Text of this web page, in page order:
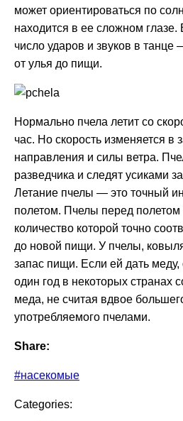
может ориентироваться по
находится в ее сложном
число ударов и звуков в танце
от улья до пищи.
Нормально пчела летит со
час. Но скорость изменяется в
направления и силы ветра.
разведчика и следят усиками
Летание пчелы — это точный
полетом. Пчелы перед
количество которой точно
до новой пищи. У пчелы,
запас пищи. Если ей дать меду,
один год в некоторых странах
меда, не считая вдвое
употребляемого пчелами.
Share:
#насекомые
Categories: